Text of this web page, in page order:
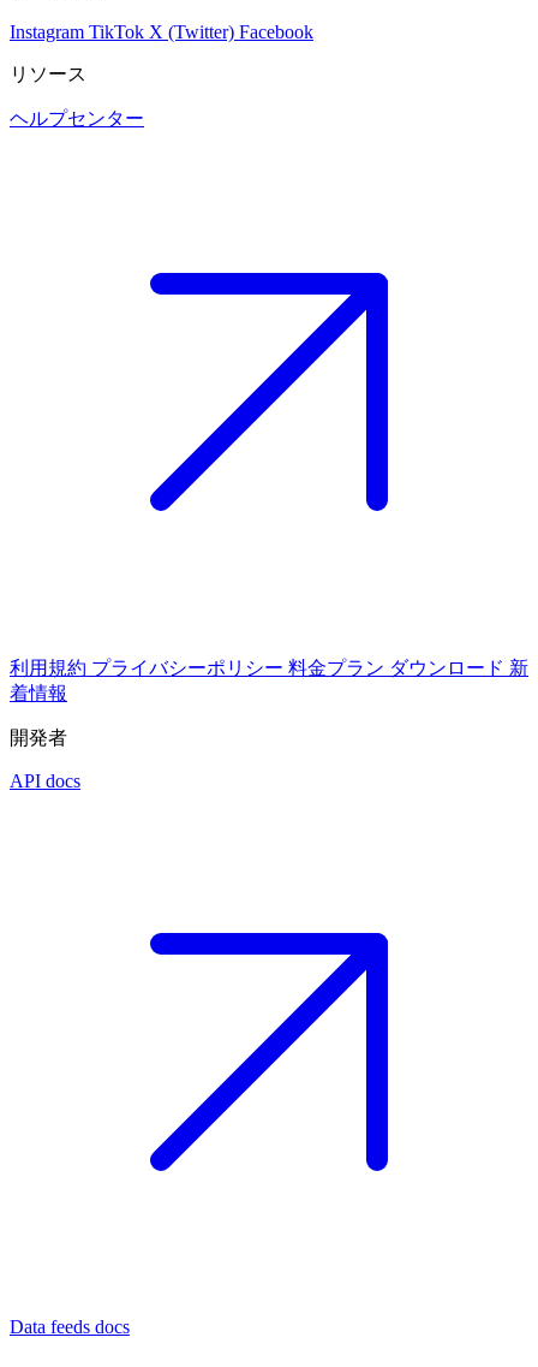
Instagram TikTok X (Twitter) Facebook
リソース
ヘルプセンター
利用規約 プライバシーポリシー 料金プラン ダウンロード 新
着情報
開発者
API docs
Data feeds docs